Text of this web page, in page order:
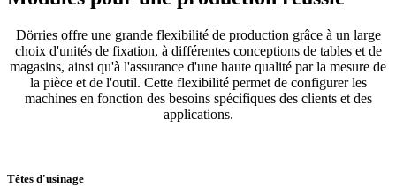
Dörries offre une grande flexibilité de production grâce à un large
choix d'unités de fixation, à différentes conceptions de tables et de
magasins, ainsi qu'à l'assurance d'une haute qualité par la mesure de
la pièce et de l'outil. Cette flexibilité permet de configurer les
machines en fonction des besoins spécifiques des clients et des
applications.
Têtes d'usinage